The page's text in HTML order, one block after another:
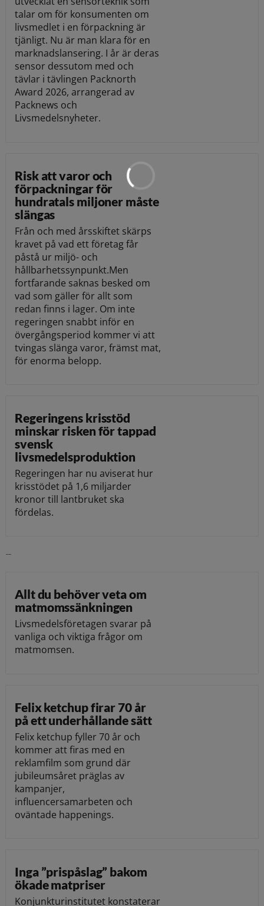
talar om för konsumenten om
livsmedlet i en förpackning är
tjänligt. Nu är man klara för en
marknadslansering. I år är deras
sensor dessutom med och
tävlar i tävlingen Packnorth
Award 2026, arrangerad av
Packnews och
Livsmedelsnyheter.
Risk att varor och
förpackningar för
hundratals miljoner måste
slängas
Från och med årsskiftet skärps
kravet på vad ett företag får
påstå ur miljö- och
hållbarhetssynpunkt.Men
fortfarande saknas besked om
vad som gäller för allt som
redan finns i lager. Om inte
regeringen snabbt inför en
övergångsperiod kommer vi att
tvingas slänga varor, främst mat,
för enorma belopp.
Regeringens krisstöd
minskar risken för tappad
svensk
livsmedelsproduktion
Regeringen har nu aviserat hur
krisstödet på 1,6 miljarder
kronor till lantbruket ska
fördelas.
Allt du behöver veta om
matmomssänkningen
Livsmedelsföretagen svarar på
vanliga och viktiga frågor om
matmomsen.
Felix ketchup firar 70 år
på ett underhållande sätt
Felix ketchup fyller 70 år och
kommer att firas med en
reklamfilm som grund där
jubileumsåret präglas av
kampanjer,
influencersamarbeten och
oväntade happenings.
Inga ”prispåslag” bakom
ökade matpriser
Konjunkturinstitutet konstaterar